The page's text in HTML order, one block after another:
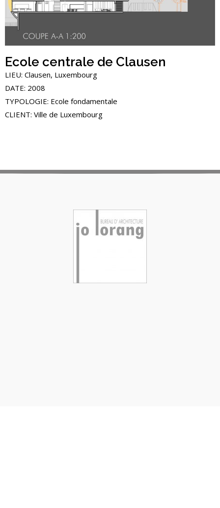
Ecole centrale de Clausen
LIEU: Clausen, Luxembourg
DATE: 2008
TYPOLOGIE: Ecole fondamentale
CLIENT: Ville de Luxembourg